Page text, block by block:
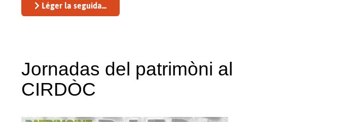
Léger la seguida...
Jornadas del patrimòni al
CIRDÒC